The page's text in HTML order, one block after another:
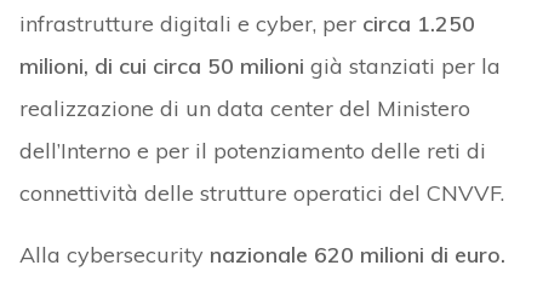
infrastrutture digitali e cyber, per circa 1.250
milioni, di cui circa 50 milioni già stanziati per la
realizzazione di un data center del Ministero
dell’Interno e per il potenziamento delle reti di
connettività delle strutture operatici del CNVVF.
Alla cybersecurity nazionale 620 milioni di euro.